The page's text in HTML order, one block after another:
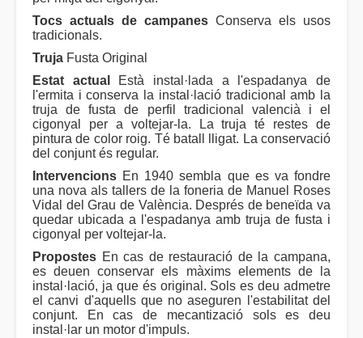
Tocs actuals de campanes Conserva els usos
tradicionals.
Truja Fusta Original
Estat actual
Està instal·lada a l'espadanya de
l'ermita i conserva la instal·lació tradicional amb la
truja de fusta de perfil tradicional valencià i el
cigonyal per a voltejar-la. La truja té restes de
pintura de color roig. Té batall lligat. La conservació
del conjunt és regular.
Intervencions En 1940 sembla que es va fondre
una nova als tallers de la foneria de Manuel Roses
Vidal del Grau de València. Després de beneïda va
quedar ubicada a l'espadanya amb truja de fusta i
cigonyal per voltejar-la.
Propostes En cas de restauració de la campana,
es deuen conservar els màxims elements de la
instal·lació, ja que és original. Sols es deu admetre
el canvi d'aquells que no aseguren l'estabilitat del
conjunt. En cas de mecantizació sols es deu
instal·lar un motor d'impuls.